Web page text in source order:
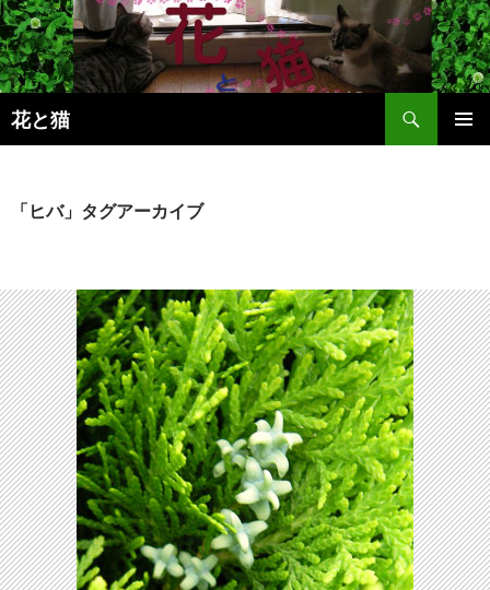
コ
ン
テ
ン
ツ
へ
花と猫
検
索
「ヒバ」タグアーカイブ